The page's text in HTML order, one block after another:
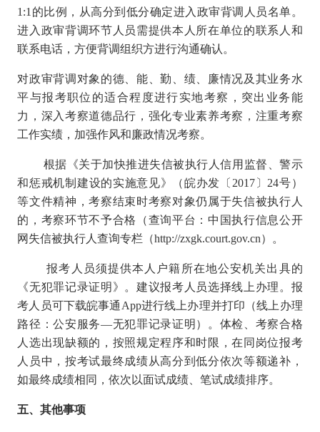
1:1的比例，从高分到低分确定进入政审背调人员名单。
进入政审背调环节人员需提供本人所在单位的联系人和
联系电话，方便背调组织方进行沟通确认。
对政审背调对象的德、能、勤、绩、廉情况及其业务水
平与报考职位的适合程度进行实地考察，突出业务能
力，深入考察道德品行，强化专业素养考察，注重考察
工作实绩，加强作风和廉政情况考察。
根据《关于加快推进失信被执行人信用监督、警示
和惩戒机制建设的实施意见》（皖办发〔2017〕24号）
等文件精神，考察结束时考察对象仍属于失信被执行人
的，考察环节不予合格（查询平台：中国执行信息公开
网失信被执行人查询专栏（http://zxgk.court.gov.cn）。
报考人员须提供本人户籍所在地公安机关出具的
《无犯罪记录证明》。建议报考人员选择线上办理。报
考人员可下载皖事通App进行线上办理并打印（线上办理
路径：公安服务—无犯罪记录证明）。体检、考察合格
人选出现缺额的，按照规定程序和时限，在同岗位报考
人员中，按考试最终成绩从高分到低分依次等额递补，
如最终成绩相同，依次以面试成绩、笔试成绩排序。
五、其他事项